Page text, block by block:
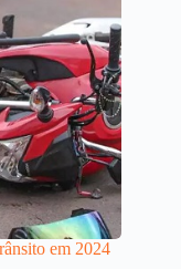
em 2024